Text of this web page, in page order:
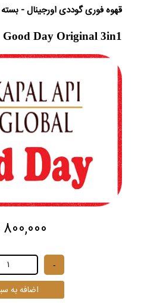
قهوه فوری گوددی اورجینال - بسته 35 عددی
Good Day Original 3in1
800,000 تومان